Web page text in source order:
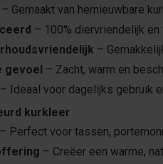
– Gemaakt van hernieuwbare
– 100% diervriendelijk
–
gevoel – Zacht, warm en
– Ideaal voor dagelijks gebruik
kurkleer
– Perfect voor tassen,
– Creëer een warme,